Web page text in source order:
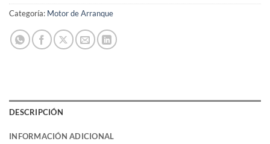
Categoría: Motor de Arranque
DESCRIPCIÓN
INFORMACIÓN ADICIONAL